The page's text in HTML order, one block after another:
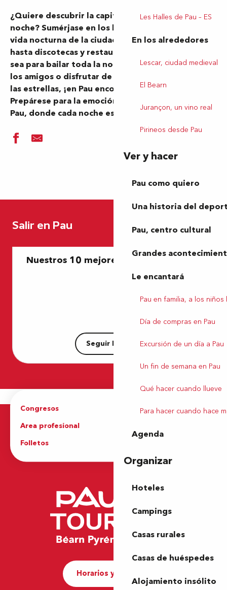
Les Halles de Pau – ES
En los alrededores
Lescar, ciudad medieval
El Bearn
Jurançon, un vino real
Pirineos desde Pau
Ver y hacer
Pau como quiero
Una historia del
Pau, centro cultural
Grandes
Le encantará
Pau en familia, a los niños
Día de compras en Pau
Excursión de un día a Pau
Un fin de semana en Pau
Qué hacer cuando llueve
Para hacer cuando hace
Agenda
Organizar
Hoteles
Campings
Casas rurales
Casas de huéspedes
Alojamiento insólito
¿Quiere descubrir la capital bearnesa al caer la
noche? Sumérjase en los lugares que animan la
vida nocturna de la ciudad: desde bares de baile
hasta discotecas y restaurantes electrizantes. Ya
sea para bailar toda la noche, tomar un cóctel con
los amigos o disfrutar de una cena romántica bajo
las estrellas, ¡en Pau encontrará lo que busca!
Prepárese para la emoción de la vida nocturna de
Pau, donde cada noche es una promesa.
Discothèque Le Durango
Toilettes bas du funiculaire
Snug
Salir en Pau
Nuestros 10 mejores restaurantes – ES
Seguir leyendo
Congresos
Area profesional
Folletos
Horarios y contacto